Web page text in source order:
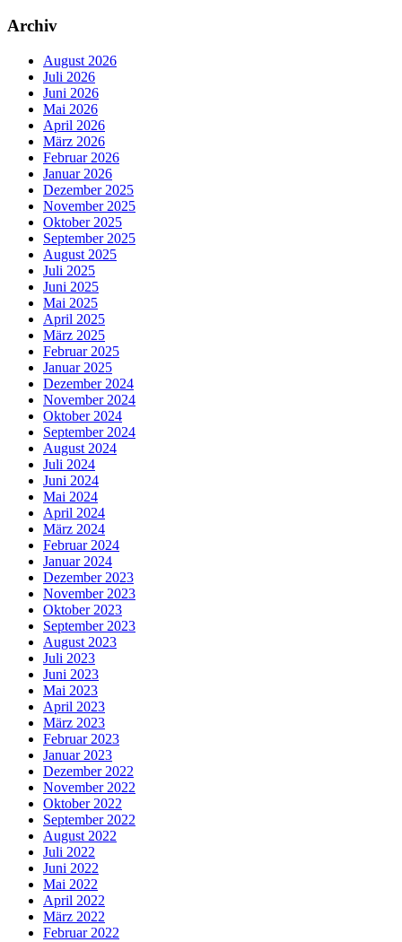
Archiv
August 2026
Juli 2026
Juni 2026
Mai 2026
April 2026
März 2026
Februar 2026
Januar 2026
Dezember 2025
November 2025
Oktober 2025
September 2025
August 2025
Juli 2025
Juni 2025
Mai 2025
April 2025
März 2025
Februar 2025
Januar 2025
Dezember 2024
November 2024
Oktober 2024
September 2024
August 2024
Juli 2024
Juni 2024
Mai 2024
April 2024
März 2024
Februar 2024
Januar 2024
Dezember 2023
November 2023
Oktober 2023
September 2023
August 2023
Juli 2023
Juni 2023
Mai 2023
April 2023
März 2023
Februar 2023
Januar 2023
Dezember 2022
November 2022
Oktober 2022
September 2022
August 2022
Juli 2022
Juni 2022
Mai 2022
April 2022
März 2022
Februar 2022